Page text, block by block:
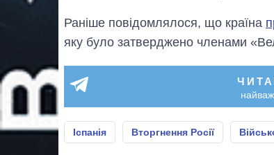
Раніше повідомлялося, що країна
яку було затверджено членами
Іспанія Вторгнення Росії